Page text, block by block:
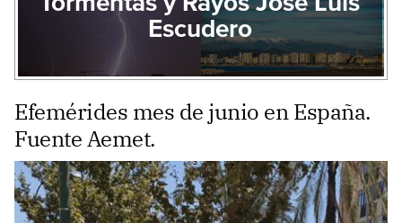
Escudero
Efemérides mes de junio en España.
Fuente Aemet.